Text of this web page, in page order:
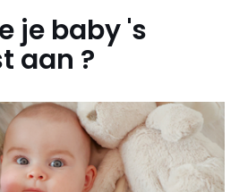
je baby 's
aan ?